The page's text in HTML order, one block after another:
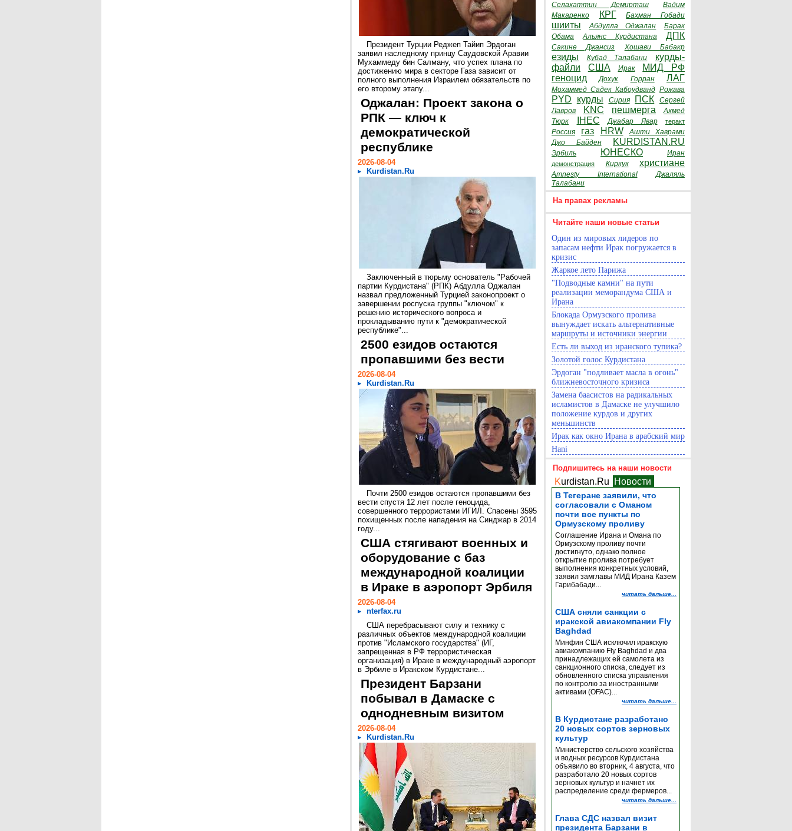
Президент Турции Реджеп Тайип Эрдоган
заявил наследному принцу Саудовской Аравии
Мухаммеду бин Салману, что успех плана по
достижению мира в секторе Газа зависит от
полного выполнения Израилем обязательств по
его второму этапу...
Оджалан: Проект закона о
РПК — ключ к
демократической
республике
2026-08-04
Kurdistan.Ru
Заключенный в тюрьму основатель "Рабочей
партии Курдистана" (РПК) Абдулла Оджалан
назвал предложенный Турцией законопроект о
завершении роспуска группы "ключом" к
решению исторического вопроса и
прокладыванию пути к "демократической
республике"...
2500 езидов остаются
пропавшими без вести
2026-08-04
Kurdistan.Ru
Почти 2500 езидов остаются пропавшими без
вести спустя 12 лет после геноцида,
совершенного террористами ИГИЛ. Спасены 3595
похищенных после нападения на Синджар в 2014
году...
США стягивают военных и
оборудование с баз
международной коалиции
в Ираке в аэропорт Эрбиля
2026-08-04
nterfax.ru
США перебрасывают силу и технику с
различных объектов международной коалиции
против "Исламского государства" (ИГ,
запрещенная в РФ террористическая
организация) в Ираке в международный аэропорт
в Эрбиле в Иракском Курдистане...
Президент Барзани
побывал в Дамаске с
однодневным визитом
2026-08-04
Kurdistan.Ru
Селахаттин Демирташ
Вадим
Макаренко
КРГ Бахман Гобади
шииты Абдулла Оджалан
Барак
Обама
Альянс Курдистана ДПК
Сакине Джансиз Хошави Бабакр
езиды Кубад Талабани
курды-
файли
США Ирак
МИД РФ
геноцид
Дохук Горран ЛАГ
Мохаммед Садек Кабоудванд Рожава
PYD курды Сирия ПСК
Сергей
Лавров
KNC пешмерга
Ахмед
Тюрк
IHEC Джабар Явар теракт
Россия газ HRW
Ашти Хаврами
Джо Байден
KURDISTAN.RU
Эрбиль ЮНЕСКО Иран
демонстрация Киркук христиане
Amnesty International
Джаляль
Талабани
На правах рекламы
Читайте наши новые статьи
Один из мировых лидеров по
запасам нефти Ирак погружается в
кризис
Жаркое лето Парижа
"Подводные камни" на пути
реализации меморандума США и
Ирана
Блокада Ормузского пролива
вынуждает искать альтернативные
маршруты и источники энергии
Есть ли выход из иранского тупика?
Золотой голос Курдистана
Эрдоган "подливает масла в огонь"
ближневосточного кризиса
Замена баасистов на радикальных
исламистов в Дамаске не улучшило
положение курдов и других
меньшинств
Ирак как окно Ирана в арабский мир
Hani
Подпишитесь на наши новости
Kurdistan.Ru Новости
В Тегеране заявили, что
согласовали с Оманом
почти все пункты по
Ормузскому проливу
Соглашение Ирана и Омана по
Ормузскому проливу почти
достигнуто, однако полное
открытие пролива потребует
выполнения конкретных условий,
заявил замглавы МИД Ирана Казем
Гарибабади...
читать дальше...
США сняли санкции с
иракской авиакомпании Fly
Baghdad
Минфин США исключил иракскую
авиакомпанию Fly Baghdad и два
принадлежащих ей самолета из
санкционного списка, следует из
обновленного списка управления
по контролю за иностранными
активами (OFAC)...
читать дальше...
В Курдистане разработано
20 новых сортов зерновых
культур
Министерство сельского хозяйства
и водных ресурсов Курдистана
объявило во вторник, 4 августа, что
разработало 20 новых сортов
зерновых культур и начнет их
распределение среди фермеров...
читать дальше...
Глава СДС назвал визит
президента Барзани в